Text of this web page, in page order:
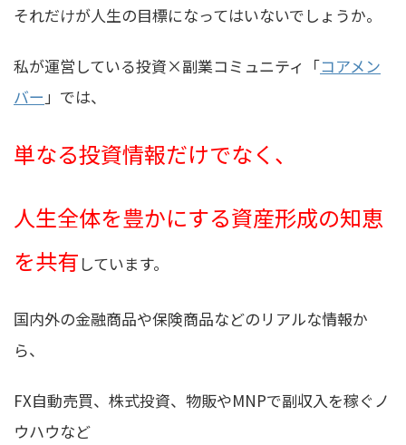
それだけが人生の目標になってはいないでしょうか。
私が運営している投資×副業コミュニティ「コアメン
バー」では、
単なる投資情報だけでなく、
人生全体を豊かにする資産形成の知恵
を共有 しています。
国内外の金融商品や保険商品などのリアルな情報か
ら、
FX自動売買、株式投資、物販やMNPで副収入を稼ぐノ
ウハウなど